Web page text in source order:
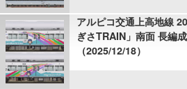
アルピコ交通上高地線
ぎさTRAIN」南面 長編
（2025/12/18）